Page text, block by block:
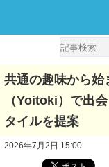
共通の趣味から始
（Yoitoki）で出
タイルを提案
2026年7月2日 15:00